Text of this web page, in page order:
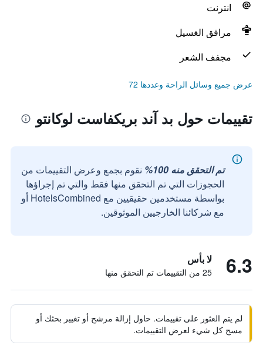
انترنت
مرافق الغسيل
مجفف الشعر
عرض جميع وسائل الراحة وعددها 72
تقييمات حول بد آند بريكفاست لوكانتو
تم التحقق منه 100%
نقوم بجمع وعرض التقييمات من
الحجوزات التي تم التحقق منها فقط والتي تم إجراؤها
بواسطة مستخدمين حقيقيين مع HotelsCombined أو
مع شركائنا الخارجيين الموثوقين.
6.3 لا بأس
25 من التقييمات تم التحقق منها
لم يتم العثور على تقييمات. حاول إزالة مرشح أو تغيير بحثك أو
مسح كل شيء لعرض التقييمات.